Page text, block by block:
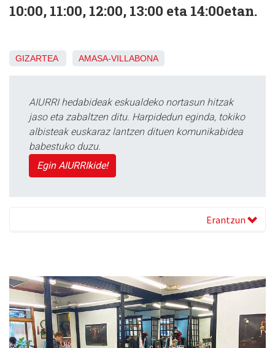
10:00, 11:00, 12:00, 13:00 eta 14:00etan.
GIZARTEA AMASA-VILLABONA
AIURRI hedabideak eskualdeko nortasun hitzak
jaso eta zabaltzen ditu. Harpidedun eginda, tokiko
albisteak euskaraz lantzen dituen komunikabidea
babestuko duzu.
Egin AIURRIkide!
Erantzun